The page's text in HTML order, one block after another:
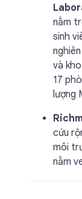
nằm
sinh
và
17
lượng
cứu
môi
nằm